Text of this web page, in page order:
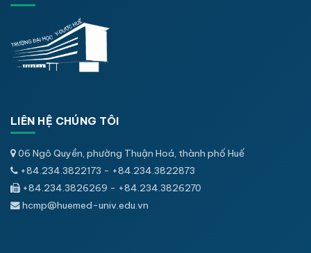
LIÊN HỆ CHÚNG TÔI
06 Ngô Quyền, phường Thuận Hoá, thành phố Huế
+84.234.3822173 - +84.234.3822873
+84.234.3826269 - +84.234.3826270
hcmp@huemed-univ.edu.vn